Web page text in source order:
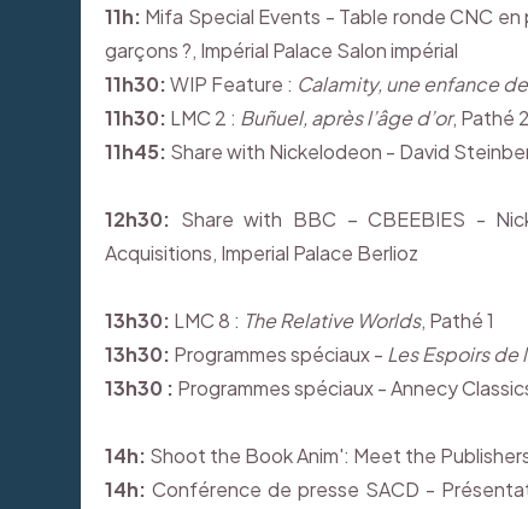
11h: Mifa Special Events - Table ronde CNC
garçons ?, Impérial Palace Salon impérial
11h30:WIP Feature : Calamity, une enfance
11h30: LMC 2 : Buñuel, après l’âge d’or, Pathé 2
11h45: Share with Nickelodeon - David
12h30: Share with BBC – CBEEBIES -
Acquisitions, Imperial Palace Berlioz
13h30: LMC 8 : The Relative Worlds, Pathé 1
13h30: Programmes spéciaux - Les Espoirs de
13h30 : Programmes spéciaux - Annecy
14h: Shoot the Book Anim': Meet the
14h: Conférence de presse SACD -